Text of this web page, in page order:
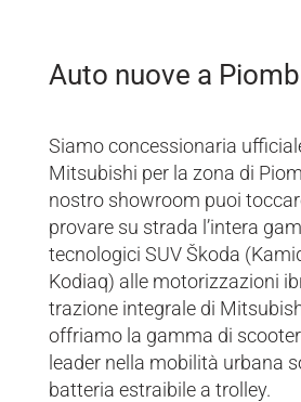
Auto nuove a
Siamo concessionaria
Mitsubishi per la zona di
nostro showroom puoi
provare su strada l’intera
tecnologici SUV Škoda
Kodiaq) alle motorizzazioni
trazione integrale di
offriamo la gamma di
leader nella mobilità urbana
batteria estraibile a trolley.